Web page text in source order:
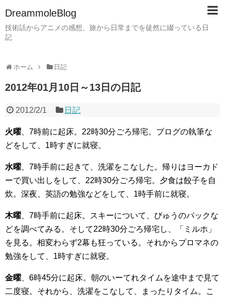
DreammoleBlog
技術話からアニメの感想、旅から日常までを徒然に綴っている日
記
ホーム 日記
2012年01月10日～13日の日記
2012/2/1 日記
火曜 、7時前に起床。22時30分ごろ帰宅。ブログの執筆な
どをして、1時すぎに就寝。
水曜 、7時手前に起きて、洗濯をこなした。帰りはヨーカド
ーで買い出しをして、22時30分ごろ帰宅。夕食は餃子を自
炊。深夜、英語の勉強などをして、1時手前に就寝。
木曜 、7時手前に起床。スキーについて、びゅうのパックな
どを調べてみる。そして22時30分ごろ帰宅し、「ミルホ」
を見る。相変わらず2幕も狂っている。それからプロマネの
勉強をして、1時すぎに就寝。
金曜 、6時45分に起床。朝のいーてれタイムを途中まで見て
二度寝。それから、洗濯をこなして、まったりタイム。こ